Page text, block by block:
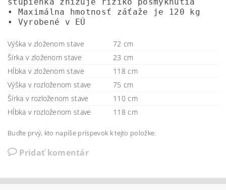
stupienka znižuje riziko pošmyknutia
• Maximálna hmotnosť záťaže je 120 kg
• Vyrobené v EÚ
Výška v zloženom stave
72 cm
Šírka v zloženom stave
23 cm
Hĺbka v zloženom stave
118 cm
Výška v rozloženom stave
75 cm
Šírka v rozloženom stave
110 cm
Hĺbka v rozloženom stave
118 cm
Buďte prvý, kto napíše príspevok k tejto položke.
Pridať komentár